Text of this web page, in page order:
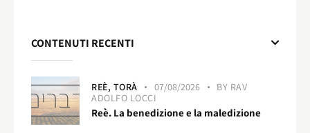
CONTENUTI RECENTI
REÈ, TORÀ 07/08/2026 BY RAV
ADOLFO LOCCI
Reè. La benedizione e la maledizione